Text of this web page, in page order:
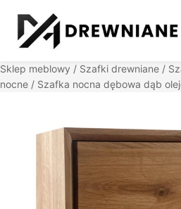
Sklep meblowy / Szafki drewniane /
nocne / Szafka nocna dębowa dąb